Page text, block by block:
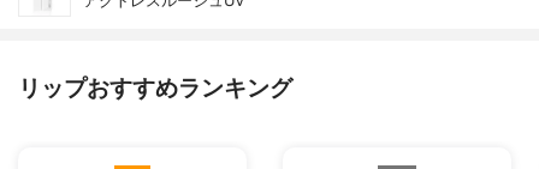
リップおすすめランキング